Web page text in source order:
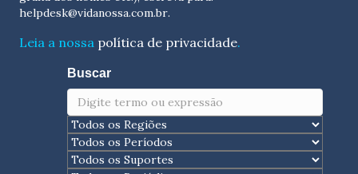
helpdesk@vidanossa.com.br.
Leia a nossa política de privacidade.
Buscar